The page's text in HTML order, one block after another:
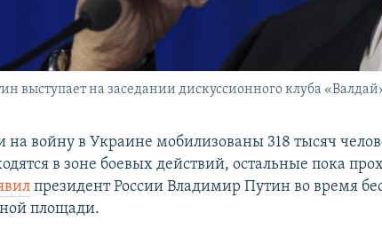
выступает на заседании дискуссионного клуба
на войну в Украине мобилизованы 318 тысяч
в зоне боевых действий, остальные пока
президент России Владимир Путин во время
площади.